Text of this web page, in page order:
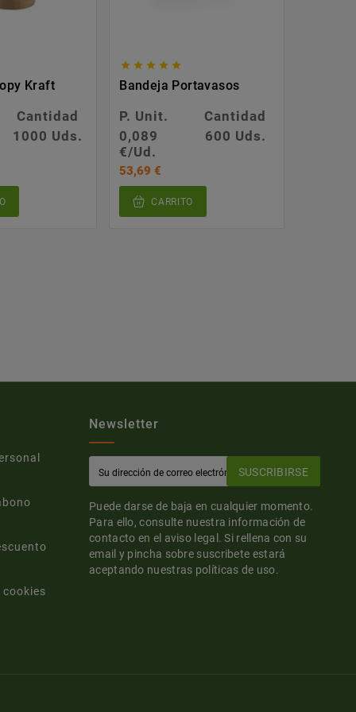
Kraft
Cantidad
1000 Uds.
    
Bandeja Portavasos
P. Unit.
Cantidad
0,089
€/Ud.
600 Uds.
53,69 €
CARRITO
cookies
Newsletter
SUSCRIBIRSE
Puede darse de baja en cualquier momento.
Para ello, consulte nuestra información de
contacto en el aviso legal. Si rellena con su
email y pincha sobre suscribete estará
aceptando nuestras políticas de uso.